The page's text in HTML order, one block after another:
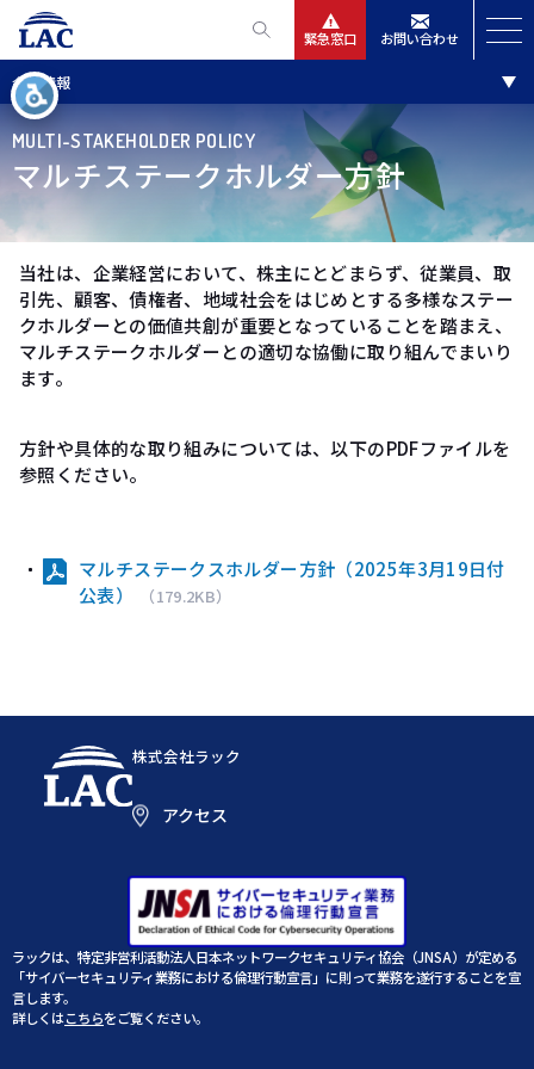
緊急窓口 お問い合わせ
会社情報
ニュースリリース
会社情報
IR情報
公式SNS
MULTI-STAKEHOLDER POLICY
マルチステークホルダー方針
当社は、企業経営において、株主にとどまらず、従業員、取
引先、顧客、債権者、地域社会をはじめとする多様なステー
クホルダーとの価値共創が重要となっていることを踏まえ、
マルチステークホルダーとの適切な協働に取り組んでまいり
ます。​
方針や具体的な取り組みについては、以下のPDFファイルを
参照ください。
マルチステークスホルダー方針（2025年3月19日付
公表）
（179.2KB）
株式会社ラック
アクセス
ラックは、特定非営利活動法人日本ネットワークセキュリティ協会（JNSA）が定める
「サイバーセキュリティ業務における倫理行動宣言」に則って業務を遂行することを宣
言します。
詳しくはこちらをご覧ください。